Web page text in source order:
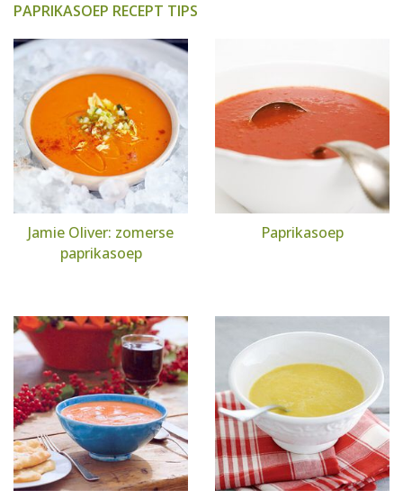
PAPRIKASOEP RECEPT TIPS
Jamie Oliver: zomerse
paprikasoep
Paprikasoep